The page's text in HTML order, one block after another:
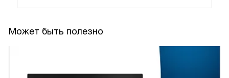
Может быть полезно